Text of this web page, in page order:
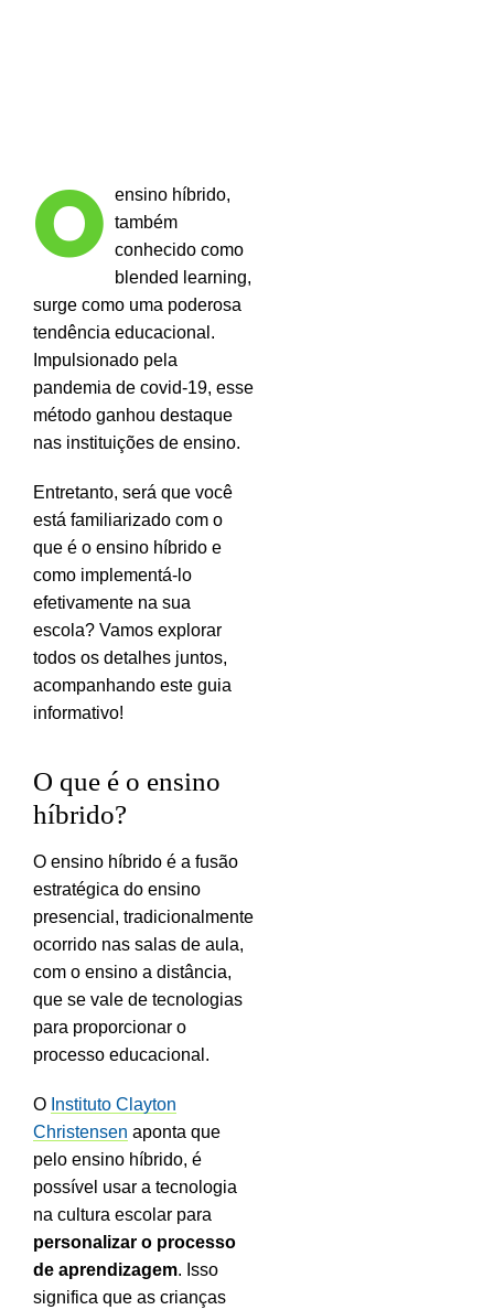
O ensino híbrido,
também
conhecido como
blended learning,
surge como uma poderosa
tendência educacional.
Impulsionado pela
pandemia de covid-19, esse
método ganhou destaque
nas instituições de ensino.
Entretanto, será que você
está familiarizado com o
que é o ensino híbrido e
como implementá-lo
efetivamente na sua
escola? Vamos explorar
todos os detalhes juntos,
acompanhando este guia
informativo!
O que é o ensino
híbrido?
O ensino híbrido é a fusão
estratégica do ensino
presencial, tradicionalmente
ocorrido nas salas de aula,
com o ensino a distância,
que se vale de tecnologias
para proporcionar o
processo educacional.
O Instituto Clayton
Christensen aponta que
pelo ensino híbrido, é
possível usar a tecnologia
na cultura escolar para
personalizar o processo
de aprendizagem. Isso
significa que as crianças